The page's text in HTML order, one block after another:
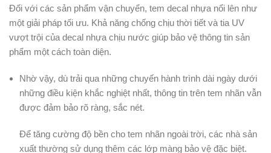
Đối với các sản phẩm vận chuyển, tem decal nhựa nổi lên như
một giải pháp tối ưu. Khả năng chống chịu thời tiết và tia UV
vượt trội của decal nhựa chịu nước giúp bảo vệ thông tin sản
phẩm một cách toàn diện.
Nhờ vậy, dù trải qua những chuyến hành trình dài ngày dưới
những điều kiện khắc nghiệt nhất, thông tin trên tem nhãn vẫn
được đảm bảo rõ ràng, sắc nét.
Để tăng cường độ bền cho tem nhãn ngoài trời, các nhà sản
xuất thường sử dụng thêm các lớp màng bảo vệ đặc biệt.